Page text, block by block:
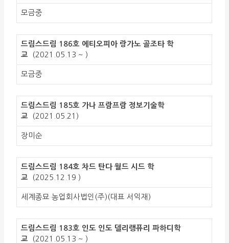
모금중
드림스드림 186호 에티오피아 랑가노 골조타 학
교
(2021.05.13 ~ )
모금중
드림스드림 185호 가나 프람프람 정보기술학
교
(2021.05.21)
장미순
드림스드림 184호 차드 탄다 월드 시드 학
교
(2025.12.19 )
세계종묘 농업회사법인(주)(대표 서익재)
드림스드림 183호 인도 인도 델리랭퓨리 파하디학
교
(2021.05.13 ~ )